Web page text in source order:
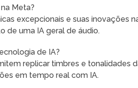
Meta?
excepcionais e suas inovações
de uma IA geral de áudio.
de IA?
replicar timbres e tonalidades
em tempo real com IA.